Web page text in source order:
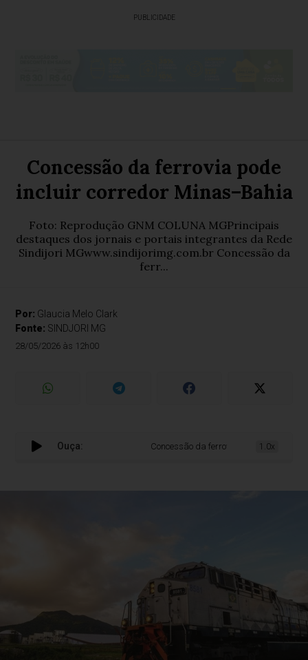
PUBLICIDADE
Concessão da ferrovia pode
incluir corredor Minas–Bahia
Foto: Reprodução GNM COLUNA MGPrincipais
destaques dos jornais e portais integrantes da Rede
Sindijori MGwww.sindijorimg.com.br Concessão da
ferr...
Por: Glaucia Melo Clark
Fonte: SINDJORI MG
28/05/2026 às 12h00
Ouça: Concessão da ferrovia pode incluir
1.0x